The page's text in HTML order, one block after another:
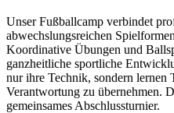
Unser Fußballcamp verbindet
abwechslungsreichen
Koordinative Übungen und
ganzheitliche sportliche
nur ihre Technik, sondern lernen
Verantwortung zu übernehmen.
gemeinsames Abschlussturnier.